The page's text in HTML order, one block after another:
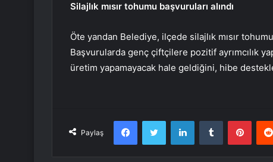
Silajlık mısır tohumu başvuruları alındı
Öte yandan Belediye, ilçede silajlık mısır
Başvurularda genç çiftçilere pozitif ayrımcılık
üretim yapamayacak hale geldiğini, hibe
Paylaş
FacebookTwitter LinkedInTumblr